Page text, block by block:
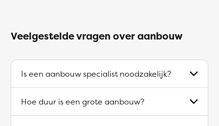
Veelgestelde vragen over aanbouw
Is een aanbouw specialist noodzakelijk?
Hoe duur is een grote aanbouw?